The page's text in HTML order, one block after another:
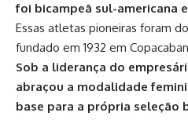
foi bicampeã sul-americana
Essas atletas pioneiras foram
fundado em 1932 em
Sob a liderança do
abraçou a modalidade
base para a própria seleção